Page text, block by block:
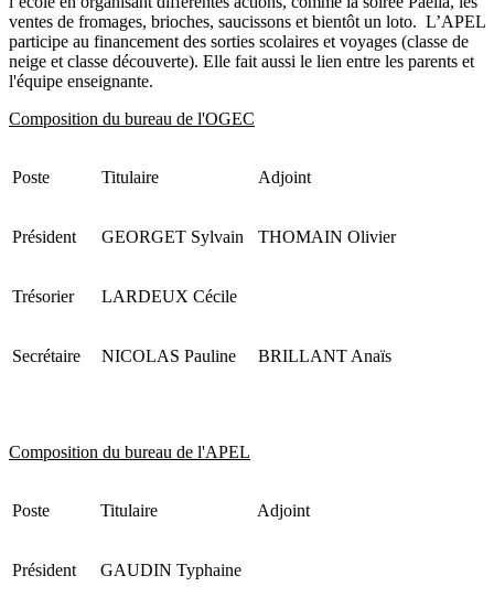
ventes de fromages, brioches, saucissons et bientôt un loto. L’APEL
participe au financement des sorties scolaires et voyages (classe de
neige et classe découverte). Elle fait aussi le lien entre les parents et
l'équipe enseignante.
Composition du bureau de l'OGEC
Poste Titulaire Adjoint
Président GEORGET Sylvain THOMAIN Olivier
Trésorier LARDEUX Cécile
Secrétaire NICOLAS Pauline BRILLANT Anaïs
Composition du bureau de l'APEL
Poste Titulaire Adjoint
Président GAUDIN Typhaine